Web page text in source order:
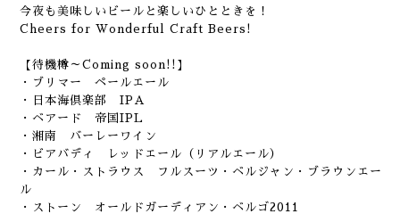
今夜も美味しいビールと楽しいひとときを！
Cheers for Wonderful Craft Beers!
【待機樽～Coming soon!!】
・ブリマー ペールエール
・日本海倶楽部 IPA
・ベアード 帝国IPL
・湘南 バーレーワイン
・ビアバディ レッドエール（リアルエール）
・カール・ストラウス フルスーツ・ベルジャン・ブラウンエー
ル
・ストーン オールドガーディアン・ベルゴ2011